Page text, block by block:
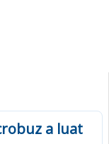
a luat